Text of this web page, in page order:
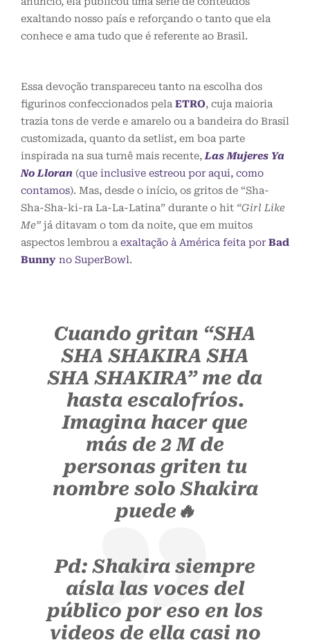
exaltando nosso país e reforçando o tanto que ela
conhece e ama tudo que é referente ao Brasil.
Essa devoção transpareceu tanto na escolha dos
figurinos confeccionados pela ETRO, cuja maioria
trazia tons de verde e amarelo ou a bandeira do Brasil
customizada, quanto da setlist, em boa parte
inspirada na sua turnê mais recente,Las Mujeres Ya
No Lloran (que inclusive estreou por aqui, como
contamos). Mas, desde o início, os gritos de “Sha-
Sha-Sha-ki-ra La-La-Latina” durante o hit “Girl Like
Me” já ditavam o tom da noite, que em muitos
aspectos lembrou a exaltação à América feita por Bad
Bunny no SuperBowl.
Cuando gritan “SHA
SHA SHAKIRA SHA
SHA SHAKIRA” me da
hasta escalofríos.
Imagina hacer que
más de 2 M de
personas griten tu
nombre solo Shakira
puede🔥
Pd: Shakira siempre
aísla las voces del
público por eso en los
videos de ella casi no